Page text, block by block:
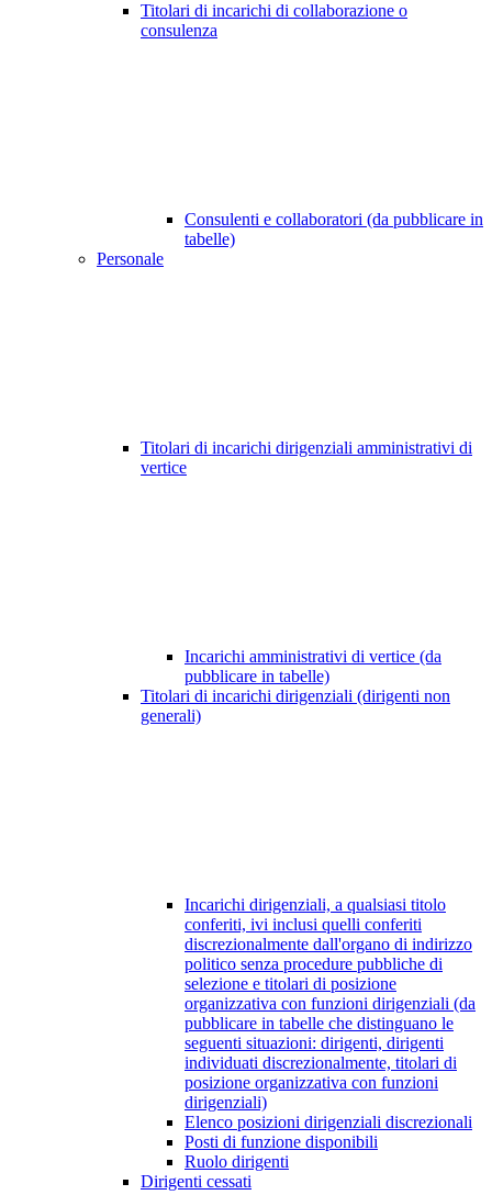
Titolari di incarichi di collaborazione o
consulenza
Consulenti e collaboratori (da pubblicare in
tabelle)
Personale
Titolari di incarichi dirigenziali amministrativi di
vertice
Incarichi amministrativi di vertice (da
pubblicare in tabelle)
Titolari di incarichi dirigenziali (dirigenti non
generali)
Incarichi dirigenziali, a qualsiasi titolo
conferiti, ivi inclusi quelli conferiti
discrezionalmente dall'organo di indirizzo
politico senza procedure pubbliche di
selezione e titolari di posizione
organizzativa con funzioni dirigenziali (da
pubblicare in tabelle che distinguano le
seguenti situazioni: dirigenti, dirigenti
individuati discrezionalmente, titolari di
posizione organizzativa con funzioni
dirigenziali)
Elenco posizioni dirigenziali discrezionali
Posti di funzione disponibili
Ruolo dirigenti
Dirigenti cessati